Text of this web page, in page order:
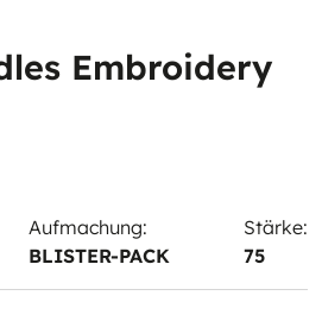
Embroidery
Aufmachung:
BLISTER-PACK
Stärke:
75